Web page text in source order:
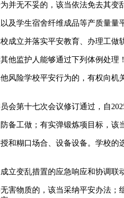
无不妥的，该当依法免去其变
学生宿舍纤维成品等产质量量
立并落实平安教育、办理工做
监护人能够通过下列体例处理！
险学校平安行为的，有权向机
第十七次会议修订通过，自2025
工做；有实弹锻炼项目标，该
糊口场合、设备设备。学校的
变乱措置的应急响应和协调联
物质的，该当采纳平安办法；